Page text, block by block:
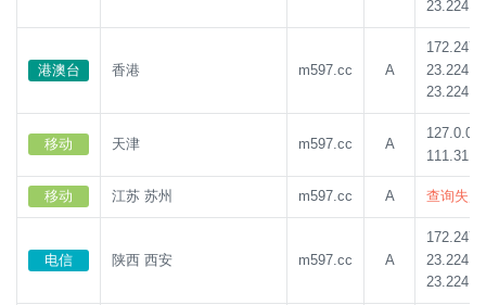
港澳台 香港 m597.cc A
移动 天津 m597.cc A
127.0.0.1
移动 江苏 苏州 m597.cc A 查询失败
电信 陕西 西安 m597.cc A